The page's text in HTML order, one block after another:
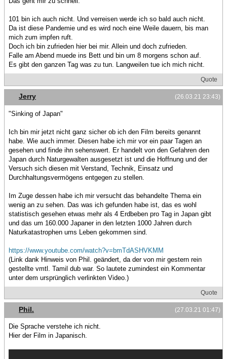
101 bin ich auch nicht. Und verreisen werde ich so bald auch nicht.
Da ist diese Pandemie und es wird noch eine Weile dauern, bis man
mich zum impfen ruft.
Doch ich bin zufrieden hier bei mir. Allein und doch zufrieden.
Falle am Abend muede ins Bett und bin um 8 morgens schon auf.
Es gibt den ganzen Tag was zu tun. Langweilen tue ich mich nicht.
Quote
(26.03.21 23:43)
Jerry
"Sinking of Japan"
Ich bin mir jetzt nicht ganz sicher ob ich den Film bereits genannt
habe. Wie auch immer. Diesen habe ich mir vor ein paar Tagen an
gesehen und finde ihn sehenswert. Er handelt von den Gefahren den
Japan durch Naturgewalten ausgesetzt ist und die Hoffnung und der
Versuch sich diesen mit Verstand, Technik, Einsatz und
Durchhaltungsvermögens entgegen zu stellen.
Im Zuge dessen habe ich mir versucht das behandelte Thema ein
wenig an zu sehen. Das was ich gefunden habe ist, das es wohl
statistisch gesehen etwas mehr als 4 Erdbeben pro Tag in Japan gibt
und das um 160.000 Japaner in den letzten 1000 Jahren durch
Naturkatastrophen ums Leben gekommen sind.
https://www.youtube.com/watch?v=bmTdASHVKMM
(Link dank Hinweis von Phil. geändert, da der von mir gestern rein
gestellte vmtl. Tamil dub war. So lautete zumindest ein Kommentar
unter dem ursprünglich verlinkten Video.)
Quote
(27.03.21 01:47)
Phil.
Die Sprache verstehe ich nicht.
Hier der Film in Japanisch.